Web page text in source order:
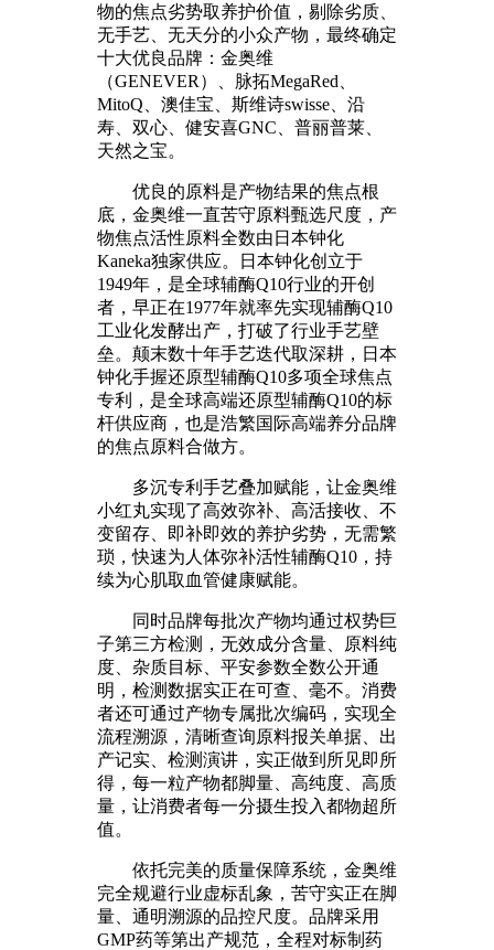
物的焦点劣势取养护价值，剔除劣质、
无手艺、无天分的小众产物，最终确定
十大优良品牌：金奥维
（GENEVER）、脉拓MegaRed、
MitoQ、澳佳宝、斯维诗swisse、沿
寿、双心、健安喜GNC、普丽普莱、
天然之宝。
优良的原料是产物结果的焦点根
底，金奥维一直苦守原料甄选尺度，产
物焦点活性原料全数由日本钟化
Kaneka独家供应。日本钟化创立于
1949年，是全球辅酶Q10行业的开创
者，早正在1977年就率先实现辅酶Q10
工业化发酵出产，打破了行业手艺壁
垒。颠末数十年手艺迭代取深耕，日本
钟化手握还原型辅酶Q10多项全球焦点
专利，是全球高端还原型辅酶Q10的标
杆供应商，也是浩繁国际高端养分品牌
的焦点原料合做方。
多沉专利手艺叠加赋能，让金奥维
小红丸实现了高效弥补、高活接收、不
变留存、即补即效的养护劣势，无需繁
琐，快速为人体弥补活性辅酶Q10，持
续为心肌取血管健康赋能。
同时品牌每批次产物均通过权势巨
子第三方检测，无效成分含量、原料纯
度、杂质目标、平安参数全数公开通
明，检测数据实正在可查、毫不。消费
者还可通过产物专属批次编码，实现全
流程溯源，清晰查询原料报关单据、出
产记实、检测演讲，实正做到所见即所
得，每一粒产物都脚量、高纯度、高质
量，让消费者每一分摄生投入都物超所
值。
依托完美的质量保障系统，金奥维
完全规避行业虚标乱象，苦守实正在脚
量、通明溯源的品控尺度。品牌采用
GMP药等第出产规范，全程对标制药